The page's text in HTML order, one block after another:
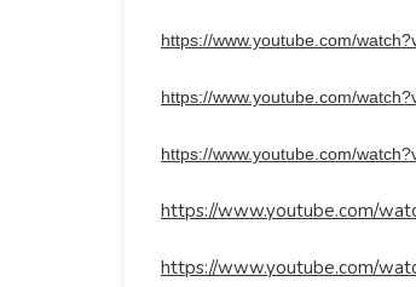
https://www.youtube.com/
https://www.youtube.com/
https://www.youtube.com/
https://www.youtube.com/
https://www.youtube.com/